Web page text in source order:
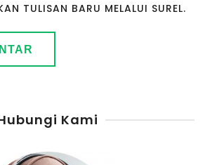
TULISAN BARU MELALUI SUREL.
Kami